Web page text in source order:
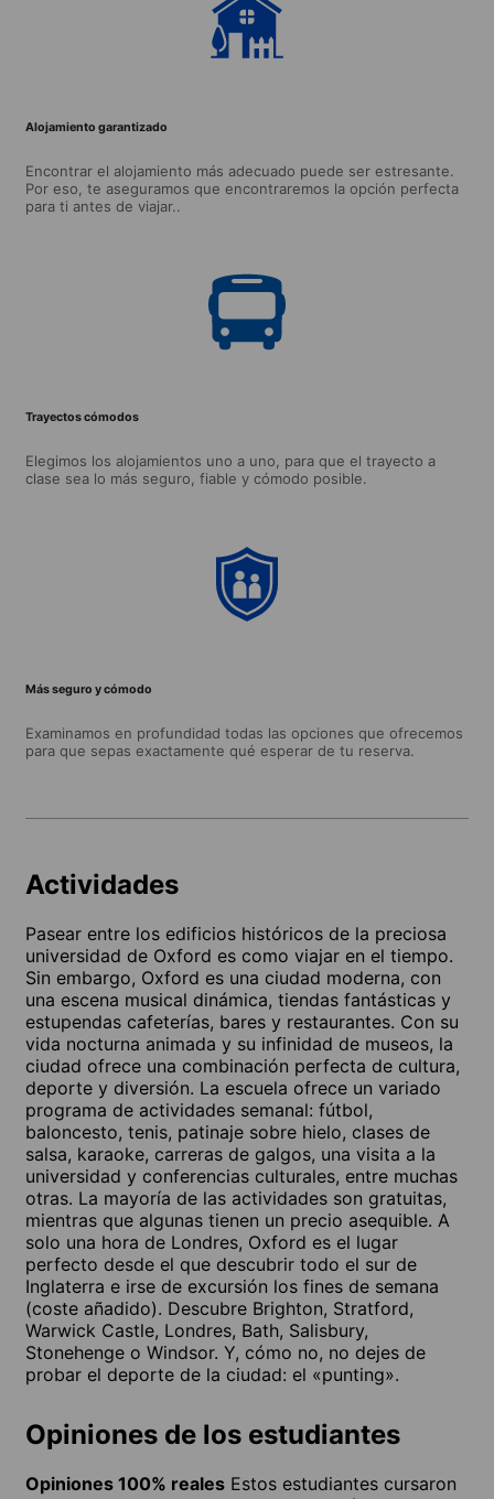
Alojamiento garantizado
Encontrar el alojamiento más adecuado puede ser estresante.
Por eso, te aseguramos que encontraremos la opción perfecta
para ti antes de viajar..
Trayectos cómodos
Elegimos los alojamientos uno a uno, para que el trayecto a
clase sea lo más seguro, fiable y cómodo posible.
Más seguro y cómodo
Examinamos en profundidad todas las opciones que ofrecemos
para que sepas exactamente qué esperar de tu reserva.
Actividades
Pasear entre los edificios históricos de la preciosa
universidad de Oxford es como viajar en el tiempo.
Sin embargo, Oxford es una ciudad moderna, con
una escena musical dinámica, tiendas fantásticas y
estupendas cafeterías, bares y restaurantes. Con su
vida nocturna animada y su infinidad de museos, la
ciudad ofrece una combinación perfecta de cultura,
deporte y diversión. La escuela ofrece un variado
programa de actividades semanal: fútbol,
baloncesto, tenis, patinaje sobre hielo, clases de
salsa, karaoke, carreras de galgos, una visita a la
universidad y conferencias culturales, entre muchas
otras. La mayoría de las actividades son gratuitas,
mientras que algunas tienen un precio asequible. A
solo una hora de Londres, Oxford es el lugar
perfecto desde el que descubrir todo el sur de
Inglaterra e irse de excursión los fines de semana
(coste añadido). Descubre Brighton, Stratford,
Warwick Castle, Londres, Bath, Salisbury,
Stonehenge o Windsor. Y, cómo no, no dejes de
probar el deporte de la ciudad: el «punting».
Opiniones de los estudiantes
Opiniones 100% reales Estos estudiantes cursaron